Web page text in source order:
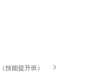
技能提升班）